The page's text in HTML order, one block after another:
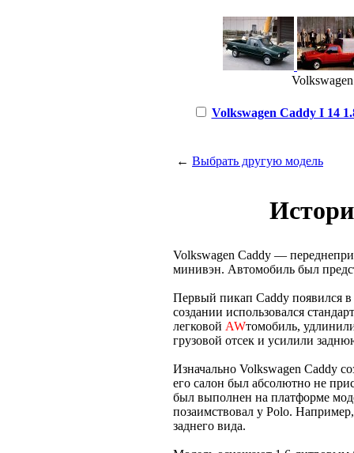
Volkswagen Caddy I 14
← Выбрать другую модель
Volkswagen Caddy —
минивэн. Автомобиль был
Первый пикап Caddy появился в
создании использовался
легковой AWтомобиль,
грузовой отсек и усилили
Изначально Volkswagen Caddy
его салон был абсолютно не
был выполнен на платформе
позаимствовал у Polo.
заднего вида.